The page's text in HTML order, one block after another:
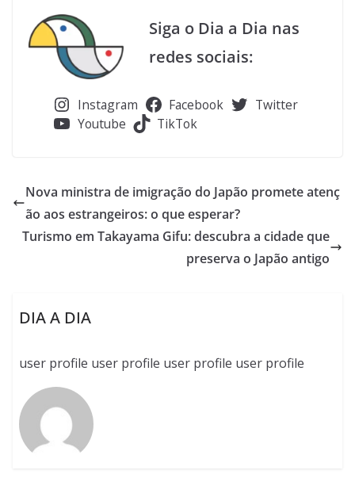
Siga o Dia a Dia nas
redes sociais:
Instagram Facebook
Twitter
Youtube
TikTok
Nova ministra de imigração do Japão promete atenç
ão aos estrangeiros: o que esperar?
Turismo em Takayama Gifu: descubra a cidade que
preserva o Japão antigo
DIA A DIA
user profile user profile user profile user profile